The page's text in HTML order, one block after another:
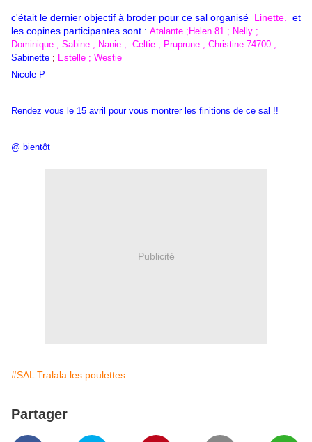
c'était le dernier objectif à broder pour ce sal organisé Linette.
et
les copines participantes sont : Atalante ; Helen 81 ; Nelly ;
Dominique ; Sabine ; Nanie ; Celtie ; Pruprune ; Christine 74700 ;
Sabinette ; Estelle ; Westie
Nicole P
Rendez vous le 15 avril pour vous montrer les finitions de ce sal !!
@ bientôt
Publicité
#SAL Tralala les poulettes
Partager